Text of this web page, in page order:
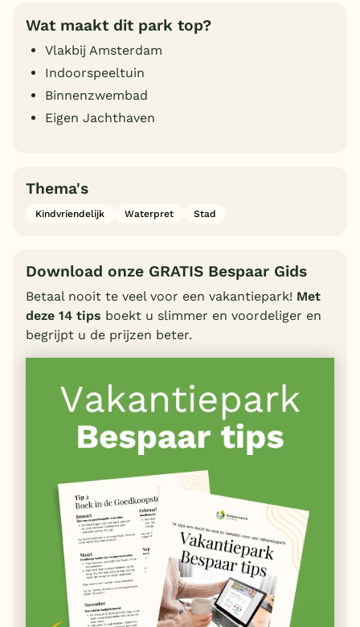
Wat maakt dit park top?
Vlakbij Amsterdam
Indoorspeeltuin
Binnenzwembad
Eigen Jachthaven
Thema's
Kindvriendelijk Waterpret Stad
Download onze GRATIS Bespaar Gids
Betaal nooit te veel voor een vakantiepark! Met
deze 14 tips boekt u slimmer en voordeliger en
begrijpt u de prijzen beter.